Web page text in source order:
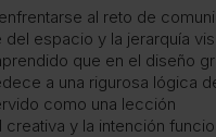
al reto de
espacio y la jerarquía
que en el diseño
a una rigurosa lógica
como una lección
y la intención